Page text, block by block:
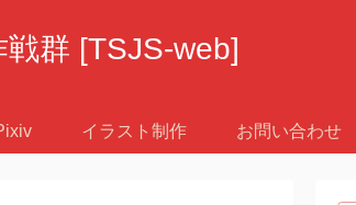
群 [TSJS-web]
イラスト制作 お問い合わせ